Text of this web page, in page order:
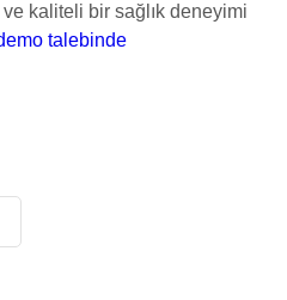
kaliteli bir sağlık deneyimi
talebinde